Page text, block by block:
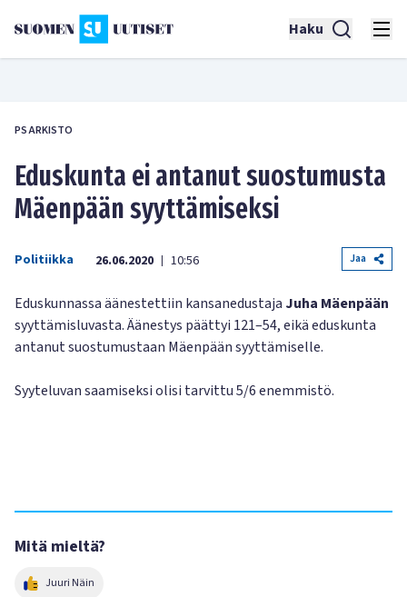
Haku
PS ARKISTO
Eduskunta ei antanut suostumusta
Mäenpään syyttämiseksi
Politiikka 26.06.2020 | 10:56 Jaa
Eduskunnassa äänestettiin kansanedustaja Juha Mäenpään
syyttämisluvasta. Äänestys päättyi 121–54, eikä eduskunta
antanut suostumustaan Mäenpään syyttämiselle.
Syyteluvan saamiseksi olisi tarvittu 5/6 enemmistö.
Mitä mieltä?
Juuri Näin